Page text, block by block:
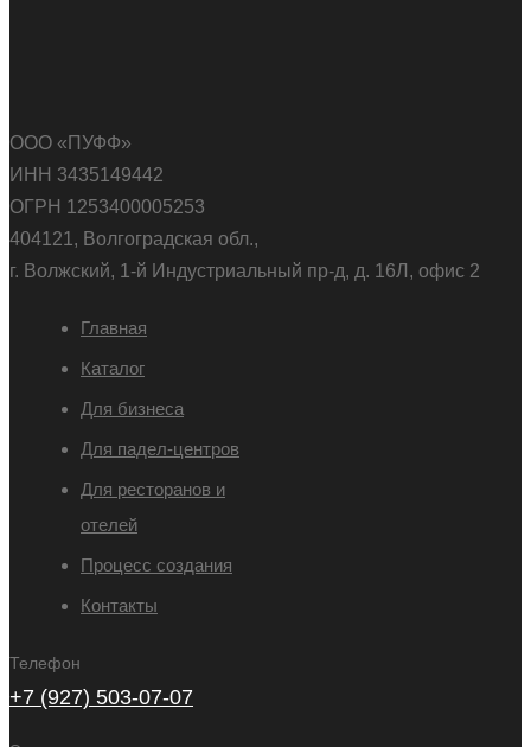
ООО «ПУФФ»
ИНН 3435149442
ОГРН 1253400005253
404121, Волгоградская обл.,
г. Волжский, 1-й Индустриальный пр-д, д. 16Л, офис 2
Главная
Каталог
Для бизнеса
Для падел-центров
Для ресторанов и
отелей
Процесс создания
Контакты
Телефон
+7 (927) 503-07-07